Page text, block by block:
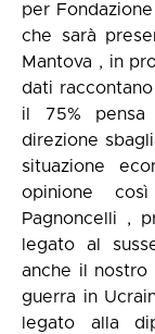
per
che sarà
Mantova , in
dati
il 75%
direzione
situazione
opinione
Pagnoncelli ,
legato al
anche il nostro
guerra in
legato alla